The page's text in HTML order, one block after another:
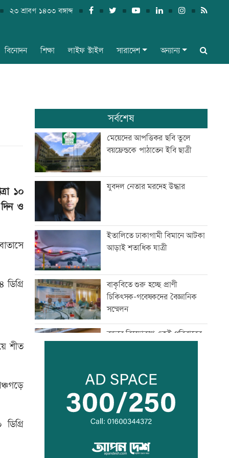
২৩ শ্রাবণ ১৪৩৩ বঙ্গাব্দ
বিনোদন শিক্ষা লাইফ স্টাইল সারাদেশ অন্যান্য
১০
ও
শীত
সর্বশেষ
মেয়েদের আপত্তিকর ছবি তুলে
বয়ফ্রেন্ডকে পাঠাতেন ইবি ছাত্রী
যুবদল নেতার মরদেহ উদ্ধার
ইতালিতে ঢাকাগামী বিমানে আটকা
আড়াই শতাধিক যাত্রী
বাকৃবিতে শুরু হচ্ছে প্রাণী
চিকিৎসক-গবেষকদের বৈজ্ঞানিক
সম্মেলন
বন্দরে বিস্ফোরণে একই পরিবারের
পাঁচ আর্থিক প্রতিষ্ঠান বন্ধের
অনুমোদন, রোববার প্রশাসক
নিয়োগ
স্বাভাবিক